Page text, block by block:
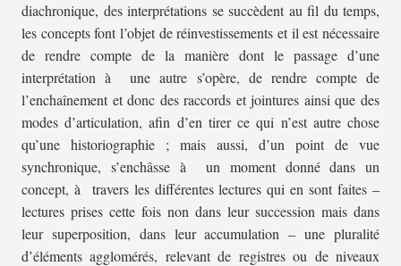
diachronique, des interprétations se succèdent au fil du temps,
les concepts font l’objet de réinvestissements et il est nécessaire
de rendre compte de la manière dont le passage d’une
interprétation à une autre s’opère, de rendre compte de
l’enchaînement et donc des raccords et jointures ainsi que des
modes d’articulation, afin d’en tirer ce qui n’est autre chose
qu’une historiographie ; mais aussi, d’un point de vue
synchronique, s’enchâsse à un moment donné dans un
concept, à travers les différentes lectures qui en sont faites –
lectures prises cette fois non dans leur succession mais dans
leur superposition, dans leur accumulation – une pluralité
d’éléments agglomérés, relevant de registres ou de niveaux